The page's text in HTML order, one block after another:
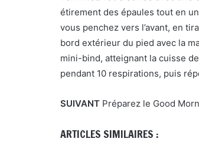
étirement des épaules tout en
vous penchez vers l’avant, en
bord extérieur du pied avec la
mini-bind, atteignant la cuisse
pendant 10 respirations, puis
SUIVANT Préparez le Good
ARTICLES SIMILAIRES :